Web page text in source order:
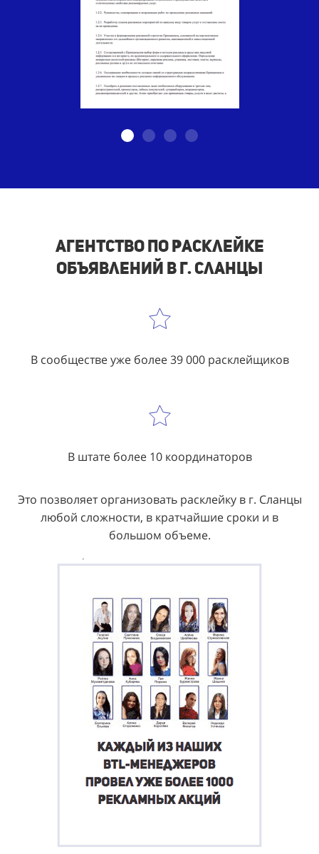
Агентство по расклейке
объявлений в г. Сланцы
В сообществе уже более 39 000 расклейщиков
В штате более 10 координаторов
Это позволяет организовать расклейку в г. Сланцы
любой сложности, в кратчайшие сроки и в
большом объеме.